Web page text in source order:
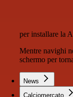
per installare la
Mentre navighi
schermo per
News
Calciomercato